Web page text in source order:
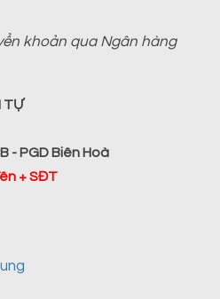
khoản qua Ngân hàng
TỰ
- PGD Biên Hoà
+ SĐT